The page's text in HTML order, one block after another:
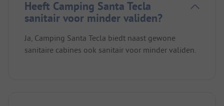
Heeft Camping Santa Tecla
sanitair voor minder validen?
Ja, Camping Santa Tecla biedt naast gewone
sanitaire cabines ook sanitair voor minder validen.